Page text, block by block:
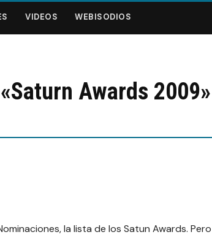
VIDEOS WEBISODIOS
Awards 2009»
la lista de los Satun Awards. Pero